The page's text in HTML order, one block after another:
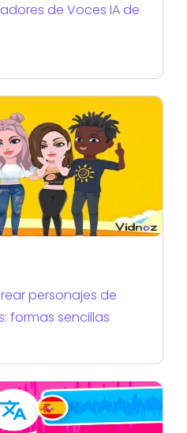
de Voces IA de
personajes de
formas sencillas